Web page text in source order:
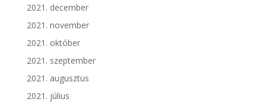
2021. december
2021. november
2021. október
2021. szeptember
2021. augusztus
2021. július